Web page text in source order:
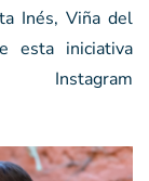
Inés, Viña del
esta iniciativa